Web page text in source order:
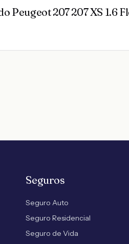
207 207 XS 1.6
Seguros
Seguro Auto
Seguro Residencial
Seguro de Vida